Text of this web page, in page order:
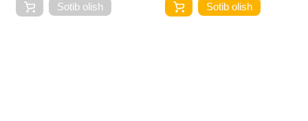
Sotib olish Sotib olish